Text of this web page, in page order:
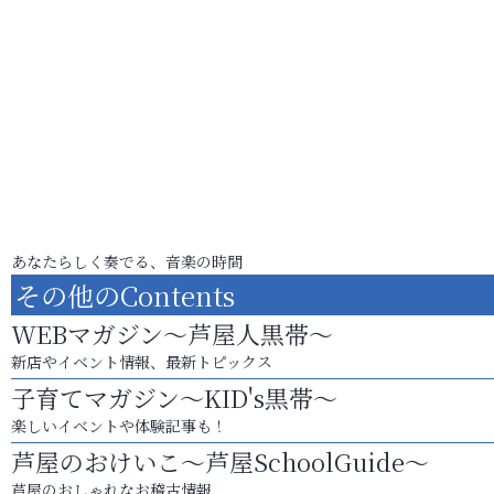
あなたらしく奏でる、音楽の時間
その他のContents
WEBマガジン～芦屋人黒帯～
新店やイベント情報、最新トピックス
子育てマガジン～KID's黒帯～
楽しいイベントや体験記事も！
芦屋のおけいこ～芦屋SchoolGuide～
芦屋のおしゃれなお稽古情報